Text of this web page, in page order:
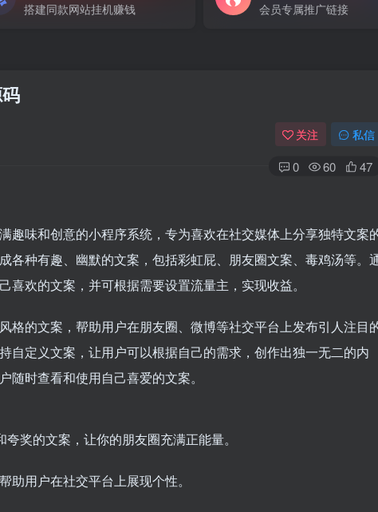
搭建同款网站挂机赚钱 会员专属推广链接
关注 私信
0 60 47
趣味和创意的小程序系统，专为喜欢在社交媒体上分享独特文案
各种有趣、幽默的文案，包括彩虹屁、朋友圈文案、毒鸡汤等。
欢的文案，并可根据需要设置流量主，实现收益。
格的文案，帮助用户在朋友圈、微博等社交平台上发布引人注目
自定义文案，让用户可以根据自己的需求，创作出独一无二的内
时查看和使用自己喜爱的文案。
奖的文案，让你的朋友圈充满正能量。
助用户在社交平台上展现个性。